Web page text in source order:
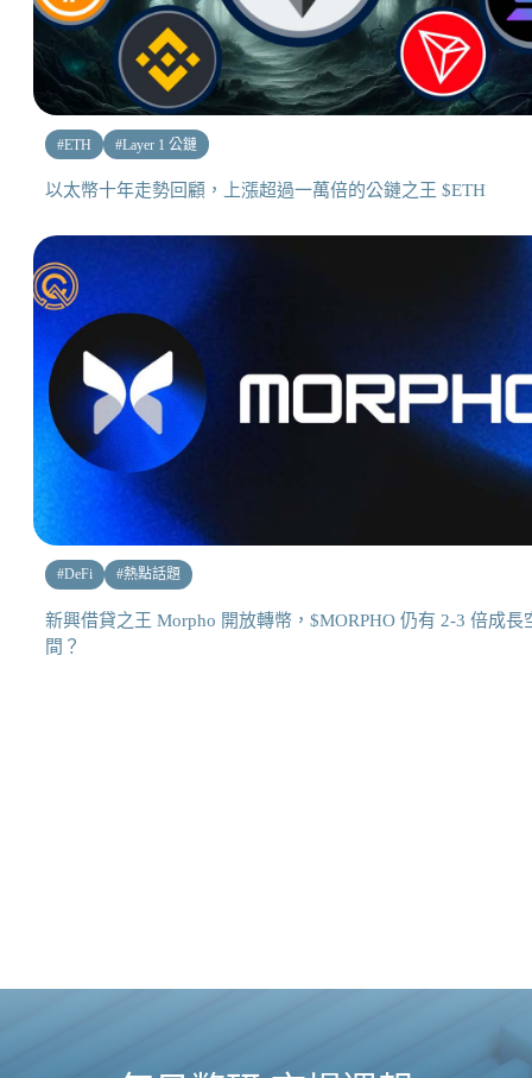
#ETH #Layer 1 公鏈
以太幣十年走勢回顧，上漲超過一萬倍的公鏈之王 $ETH
#DeFi #熱點話題
新興借貸之王 Morpho 開放轉幣，$MORPHO 仍有 2-3 倍成長
間？